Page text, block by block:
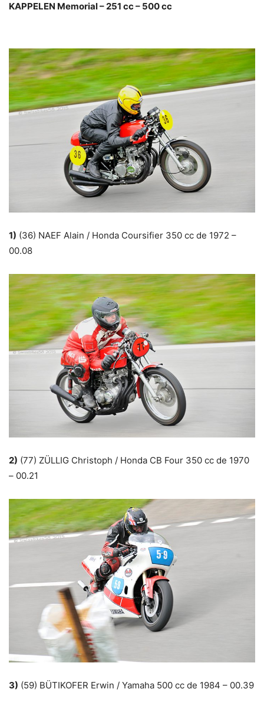
KAPPELEN Memorial – 251 cc – 500 cc
1) (36) NAEF Alain / Honda Coursifier 350 cc de 1972 –
00.08
2) (77) ZÜLLIG Christoph / Honda CB Four 350 cc de 1970
– 00.21
3) (59) BÜTIKOFER Erwin / Yamaha 500 cc de 1984 – 00.39